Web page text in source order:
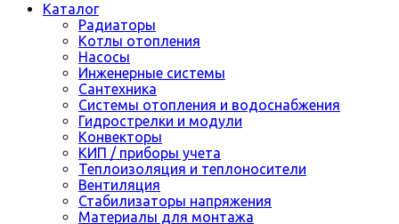
Каталог
Радиаторы
Котлы отопления
Насосы
Инженерные системы
Сантехника
Системы отопления и водоснабжения
Гидрострелки и модули
Конвекторы
КИП / приборы учета
Теплоизоляция и теплоносители
Вентиляция
Стабилизаторы напряжения
Материалы для монтажа